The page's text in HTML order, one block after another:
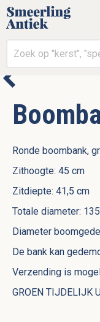
Ronde boombank,
Zithoogte: 45 cm
Zitdiepte: 41,5 cm
Totale diameter:
Diameter
De bank kan
Verzending is
GROEN TIJDELIJK